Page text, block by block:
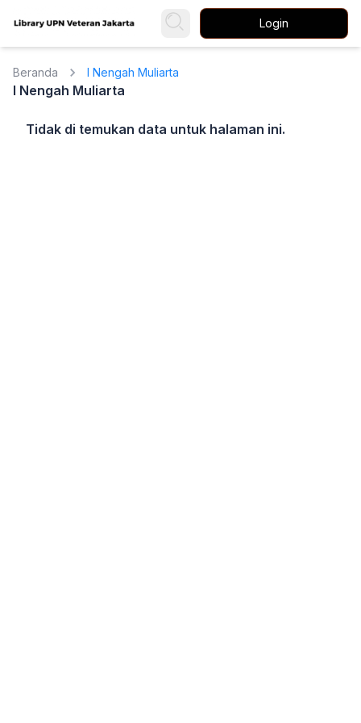
Login
Beranda I Nengah Muliarta
I Nengah Muliarta
Tidak di temukan data untuk halaman ini.